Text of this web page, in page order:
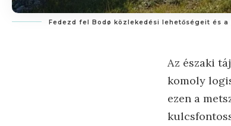
Fedezd fel Bodø közlekedési lehetőségeit és
Az északi
komoly
ezen a